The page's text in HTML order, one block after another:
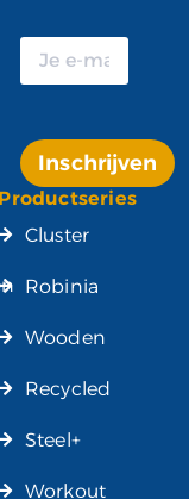
Inschrijven
Alternative:
Productseries
Cluster
Robinia
Wooden
Recycled
Steel+
Workout